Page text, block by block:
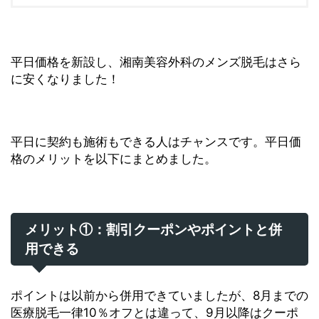
平日価格を新設し、湘南美容外科のメンズ脱毛はさら
に安くなりました！
平日に契約も施術もできる人はチャンスです。平日価
格のメリットを以下にまとめました。
メリット①：割引クーポンやポイントと併
用できる
ポイントは以前から併用できていましたが、8月までの
医療脱毛一律10％オフとは違って、9月以降はクーポ